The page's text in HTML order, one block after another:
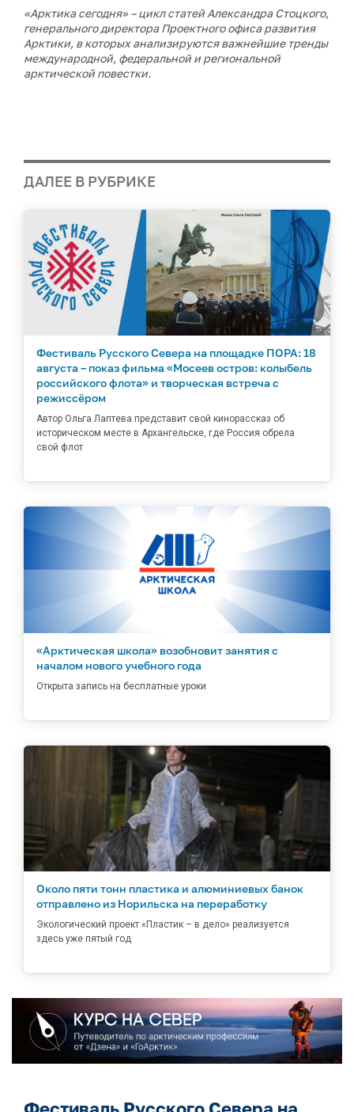
«Арктика сегодня» – цикл статей Александра Стоцкого,
генерального директора Проектного офиса развития
Арктики, в которых анализируются важнейшие тренды
международной, федеральной и региональной
арктической повестки.
ДАЛЕЕ В РУБРИКЕ
Фестиваль Русского Севера на площадке ПОРА: 18
августа – показ фильма «Мосеев остров: колыбель
российского флота» и творческая встреча с
режиссёром
Автор Ольга Лаптева представит свой кинорассказ об
историческом месте в Архангельске, где Россия обрела
свой флот
«Арктическая школа» возобновит занятия с
началом нового учебного года
Открыта запись на бесплатные уроки
Около пяти тонн пластика и алюминиевых банок
отправлено из Норильска на переработку
Экологический проект «Пластик – в дело» реализуется
здесь уже пятый год